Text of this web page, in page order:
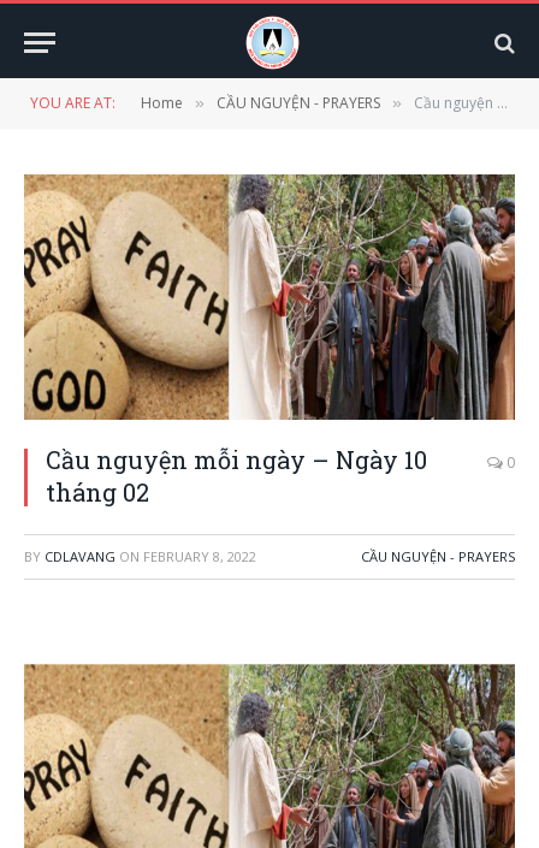
YOU ARE AT: Home » CẦU NGUYỆN - PRAYERS » Cầu nguyện mỗi ngày – Ngày 10 tháng 02
Cầu nguyện mỗi ngày – Ngày 10
tháng 02
0
BY CDLAVANG ON FEBRUARY 8, 2022 CẦU NGUYỆN - PRAYERS